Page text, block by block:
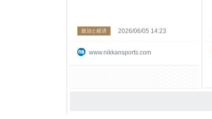
www.nikkansports.com
政治と経済 2026/06/05 14:23